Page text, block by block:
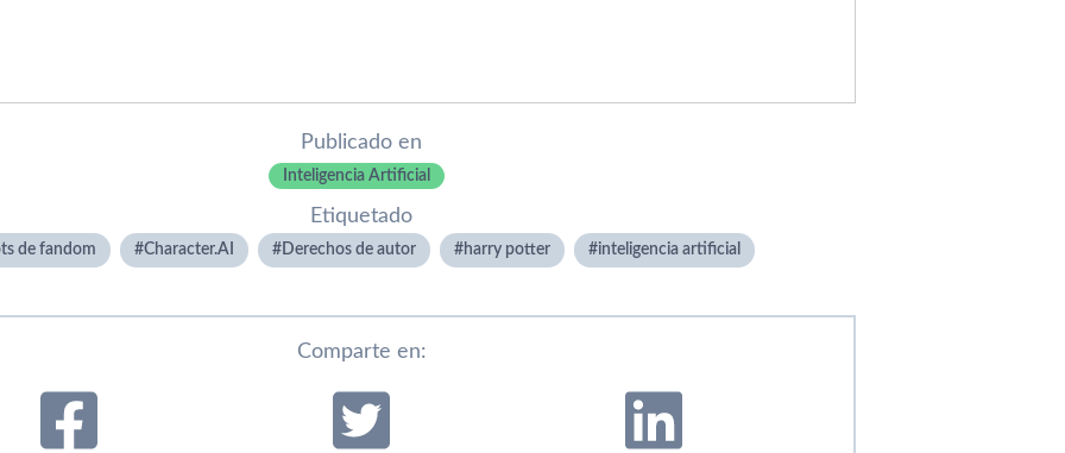
Publicado en
Inteligencia Artificial
Etiquetado
de fandom Character.AI Derechos de autor harry potter inteligencia artificial
Comparte en: